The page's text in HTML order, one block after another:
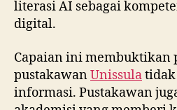
literasi AI sebagai
digital.
Capaian ini membuktikan
pustakawanUnissulatidak
informasi. Pustakawan